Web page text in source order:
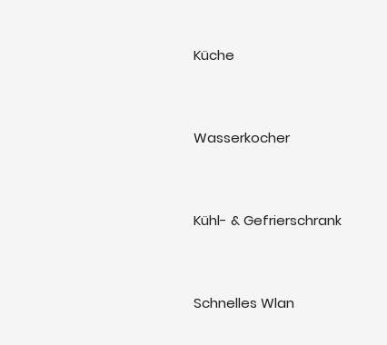
Küche
Wasserkocher
Kühl- & Gefrierschrank
Schnelles Wlan